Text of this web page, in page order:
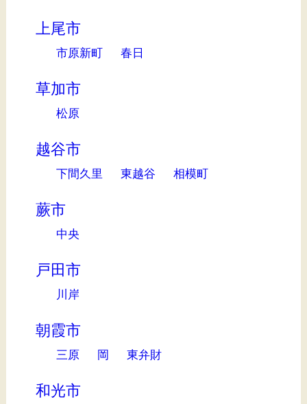
上尾市
市原新町 春日
草加市
松原
越谷市
下間久里 東越谷 相模町
蕨市
中央
戸田市
川岸
朝霞市
三原 岡 東弁財
和光市